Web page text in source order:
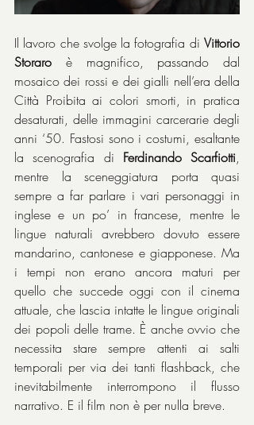
Il lavoro che svolge la fotografia di Vittorio
Storaro è magnifico, passando dal
mosaico dei rossi e dei gialli nell’era della
Città Proibita ai colori smorti, in pratica
desaturati, delle immagini carcerarie degli
anni ‘50. Fastosi sono i costumi, esaltante
la scenografia di Ferdinando Scarfiotti,
mentre la sceneggiatura porta quasi
sempre a far parlare i vari personaggi in
inglese e un po’ in francese, mentre le
lingue naturali avrebbero dovuto essere
mandarino, cantonese e giapponese. Ma
i tempi non erano ancora maturi per
quello che succede oggi con il cinema
attuale, che lascia intatte le lingue originali
dei popoli delle trame. È anche ovvio che
necessita stare sempre attenti ai salti
temporali per via dei tanti flashback, che
inevitabilmente interrompono il flusso
narrativo. E il film non è per nulla breve.